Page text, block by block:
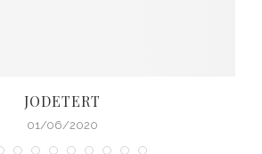
JODETERT
01/06/2020